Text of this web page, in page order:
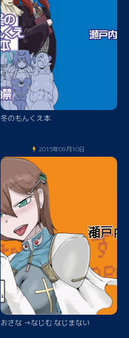
冬のもんくえ本
2015年09月10日
おさな →なじむ なじまない